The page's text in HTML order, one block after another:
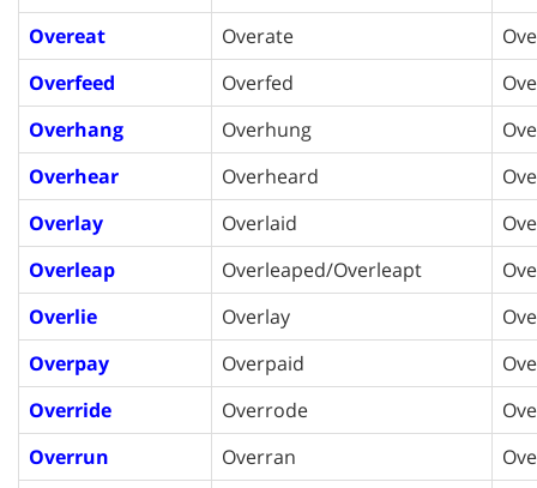
Overeat
Overate
Overfeed
Overfed
Overhang
Overhung
Overhear
Overheard
Overlay
Overlaid
Overleap
Overleaped/Overleapt
Overlie
Overlay
Overpay
Overpaid
Override
Overrode
Overrun
Overran